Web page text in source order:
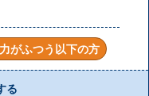
がふつう以下の方
る